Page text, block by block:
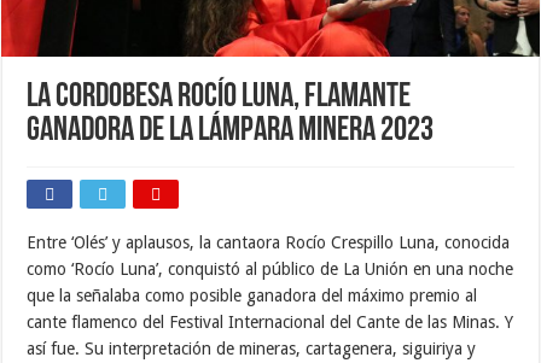
La cordobesa Rocío Luna, flamante
ganadora de la Lámpara Minera 2023
Entre ‘Olés’ y aplausos, la cantaora Rocío Crespillo Luna, conocida
como ‘Rocío Luna’, conquistó al público de La Unión en una noche
que la señalaba como posible ganadora del máximo premio al
cante flamenco del Festival Internacional del Cante de las Minas. Y
así fue. Su interpretación de mineras, cartagenera, siguiriya y